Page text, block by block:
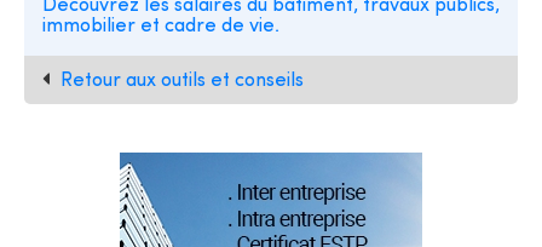
Découvrez les salaires du bâtiment, travaux publics,
immobilier et cadre de vie.
Retour aux outils et conseils